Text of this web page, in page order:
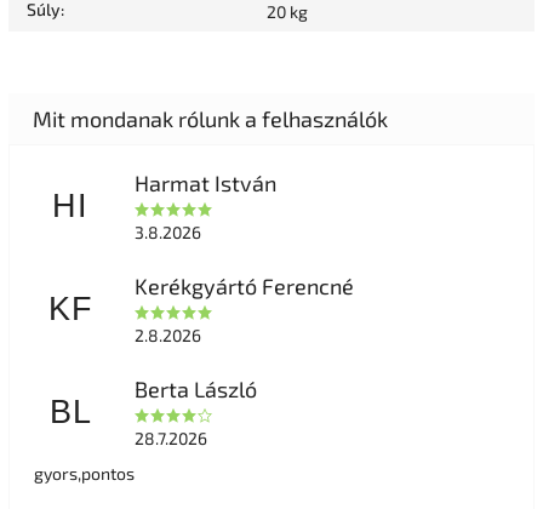
Súly: 20 kg
HI
Harmat István
3.8.2026
KF
Kerékgyártó Ferencné
2.8.2026
BL
Berta László
28.7.2026
gyors,pontos